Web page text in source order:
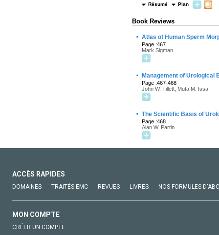
Résumé Plan
Book Reviews
· Atlas of Human Sperm
Page :467
Mark Sigman
· Management of Urological
Page :467-468
John W. Tillett, Muta M. Issa
· The Scientific Basis of
Page :468
Alan W. Partin
ACCÈS RAPIDES
DOMAINES TRAITÉS EMC REVUES LIVRES NOS FORMULES
MON COMPTE
CRÉER UN COMPTE